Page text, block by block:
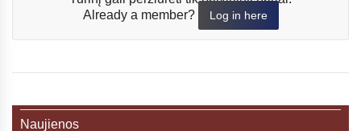
Already a member?
Log in here
Naujienos